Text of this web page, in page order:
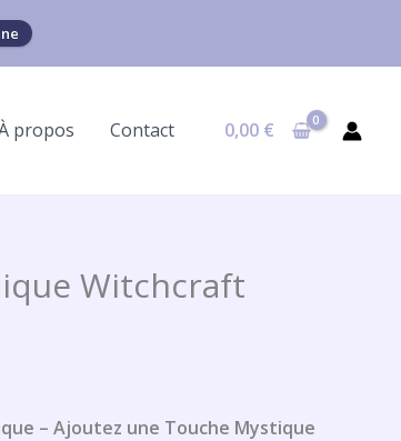
propos Contact 0,00 €
Witchcraft
– Ajoutez une Touche Mystique